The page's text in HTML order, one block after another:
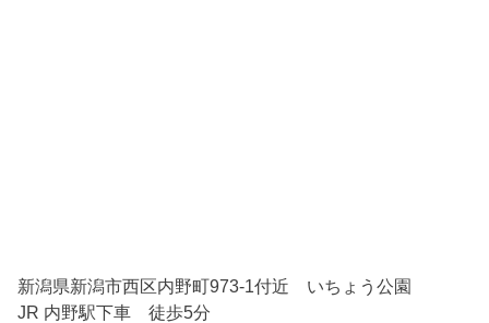
新潟県新潟市西区内野町973-1付近 いちょう公園
JR 内野駅下車 徒歩5分